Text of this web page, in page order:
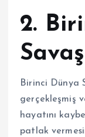
2.
Birinci Dünya
gerçekleşmiş
hayatını
patlak